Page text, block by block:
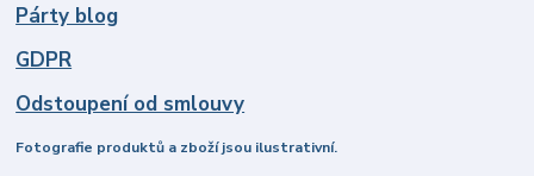
Párty blog
GDPR
Odstoupení od smlouvy
Fotografie produktů a zboží jsou ilustrativní.